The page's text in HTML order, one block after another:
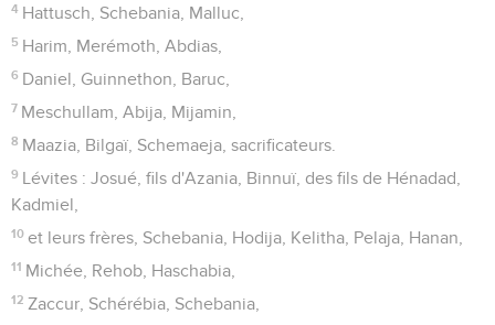
4 Hattusch, Schebania, Malluc,
5 Harim, Merémoth, Abdias,
6 Daniel, Guinnethon, Baruc,
7 Meschullam, Abija, Mijamin,
8 Maazia, Bilgaï, Schemaeja, sacrificateurs.
9 Lévites : Josué, fils d'Azania, Binnuï, des fils de Hénadad,
Kadmiel,
10 et leurs frères, Schebania, Hodija, Kelitha, Pelaja, Hanan,
11 Michée, Rehob, Haschabia,
12 Zaccur, Schérébia, Schebania,